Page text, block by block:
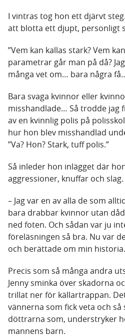
I vintras tog hon ett djärvt
att blotta ett djupt, personligt
”Vem kan kallas stark? Vem
parametrar går man på då?
många vet om… bara några
Bara svaga kvinnor eller
misshandlade… Så trodde jag
av en kvinnlig polis på
hur hon blev misshandlad
”Va? Hon? Stark, tuff polis.”
Så inleder hon inlägget där
aggressioner, knuffar och slag.
– Jag var en av alla de som
bara drabbar kvinnor utan
ned foten. Och sådan var ju
föreläsningen så bra. Nu var
och berättade om min historia.
Precis som så många andra
Jenny sminka över skadorna
trillat ner för källartrappan.
vännerna som fick veta och så
döttrarna som, understryker
mannens barn.